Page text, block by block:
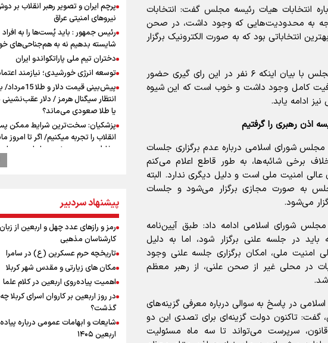
انتخابات هیات رئیسه مجلس گفت: انتخابات
به محدودیت‌هایی که وجود داشت، در صحن
انتخاباتی بود که به صورت الکترونیک برگزار
سخنگوی فراکسیون مستقلین ولایی مجلس با بیان اینکه ۶ نفر در این رای گیری حضور
کامل وجود داشت و خوب است که این شیوه
ادامه یابد.
اذن رهبری را گرفتیم
شورای اسلامی درباره عدم برگزاری جلسات
برخی شائبه‌ها، به طور قاطع اعلام می‌کنم
امنیت ملی است و دلیل دیگری ندارد. البته
به صورت مجازی برگزار می‌شود و جلسات
می‌شود.
مجلس شورای اسلامی ادامه داد: طبق آیین‌نامه
در جلسه علنی برگزار شود، اما به دلیل
امنیت ملی، امکان برگزاری جلسه علنی وجود
در محلی غیر از صحن علنی، از رهبر معظم
شد.
در پاسخ به سوالی درباره معرفی گزینه‌های
گفت: تاکنون دولت گزینه‌ای برای تصدی این دو
سرپرست می‌تواند تا سه ماه مسئولیت
پرچم ایران و تصویر رهبر انقلاب بر
نیروهای امنیتی عراق
رئیس جمهور : باید پُست‌ها را به افراد
شایسته بدهیم نه به هم‌جناحی‌های
دختران تیم ملی پاراتکواندو ایران
توسعه انرژی خورشیدی؛ نیازمند
پیش‌بینی قیمت دلار و
انتظار سیگنال هرمز / دلار
یا طلا صعودی می‌ماند؟
پزشکیان: سخت‌ترین شرایط ممکن
انقلاب را تجربه میکنیم/ اگر تا امروز
بخاطر همه‌ مردم نجیب ایران بوده
رهبر شهید مثل کوه پشتیبان و
رسانه‌ای اربعین از قاب دوربین خبرنگاران
ایلامی
وزیر خارجه مصر: رژیم اسراییل بدون
حقوق مشروع مردم فلسطین امنیت
داشت
مستمری مددجویان کفاف زندگی را
/ حمایت از ۱۹هزار زن‌ سرپرست خانوار
نشست وزیران خارجه مصر، ترکیه،
عربستان با محوریت تحولات منطقه
فیدان: حماس به تعهدات خود عمل
اسرائیل برنامه‌ای برای صلح ندارد
پیشنهاد سردبیر
رمز و رازهای عدد چهل و اربعین از زبان
کارشناسان مذهبی
تاریخچه حرم عسکرین (ع) در سامرا
مکان های زیارتی و مقدس شهر کربلا
اهمیت پیاده‌روی اربعین در کلام علما
در روز اربعین بر کاروان اسرای کربلا چه
گذشت؟
شایعات و ابهامات عمومی درباره
اربعین ۱۴۰۵